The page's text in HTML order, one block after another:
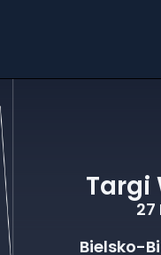
Targi
27
Bielsko-